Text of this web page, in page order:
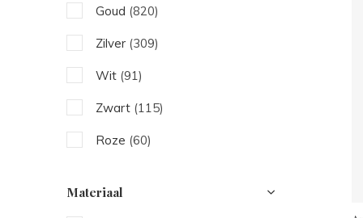
Goud (820)
Zilver (309)
Wit (91)
Zwart (115)
Roze (60)
Materiaal